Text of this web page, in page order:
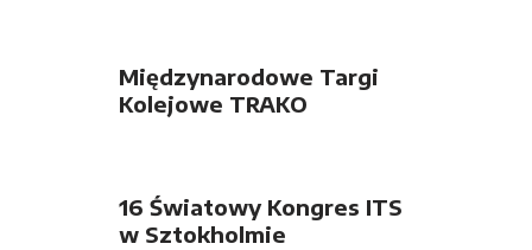
Międzynarodowe Targi
Kolejowe TRAKO
16 Światowy Kongres ITS
w Sztokholmie